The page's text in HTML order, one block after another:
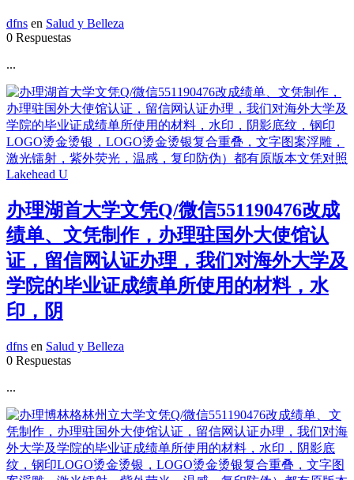
dfns en Salud y Belleza
0 Respuestas
...
办理湖首大学文凭Q/微信551190476改成
绩单、文凭制作，办理驻国外大使馆认
证，留信网认证办理，我们对海外大学及
学院的毕业证成绩单所使用的材料，水
印，阴
dfns en Salud y Belleza
0 Respuestas
...